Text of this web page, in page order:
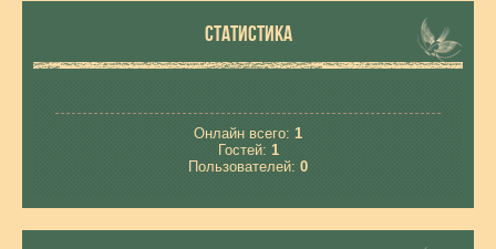
СТАТИСТИКА
Онлайн всего: 1
Гостей: 1
Пользователей: 0